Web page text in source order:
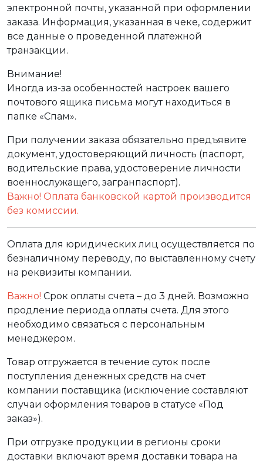
электронной почты, указанной при оформлении
заказа. Информация, указанная в чеке, содержит
все данные о проведенной платежной
транзакции.
Внимание!
Иногда из-за особенностей настроек вашего
почтового ящика письма могут находиться в
папке «Спам».
При получении заказа обязательно предъявите
документ, удостоверяющий личность (паспорт,
водительские права, удостоверение личности
военнослужащего, загранпаспорт).
Важно! Оплата банковской картой производится
без комиссии.
Оплата для юридических лиц осуществляется по
безналичному переводу, по выставленному счету
на реквизиты компании.
Важно! Срок оплаты счета – до 3 дней. Возможно
продление периода оплаты счета. Для этого
необходимо связаться с персональным
менеджером.
Товар отгружается в течение суток после
поступления денежных средств на счет
компании поставщика (исключение составляют
случаи оформления товаров в статусе «Под
заказ»).
При отгрузке продукции в регионы сроки
доставки включают время доставки товара на